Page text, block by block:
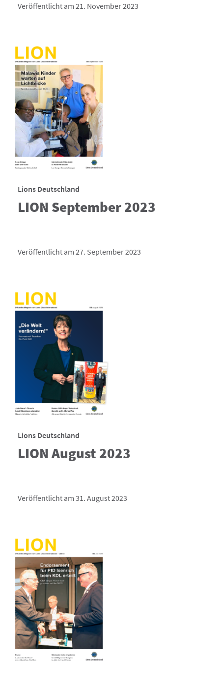
Veröffentlicht am 21. November 2023
Lions Deutschland
LION September 2023
Veröffentlicht am 27. September 2023
Lions Deutschland
LION August 2023
Veröffentlicht am 31. August 2023